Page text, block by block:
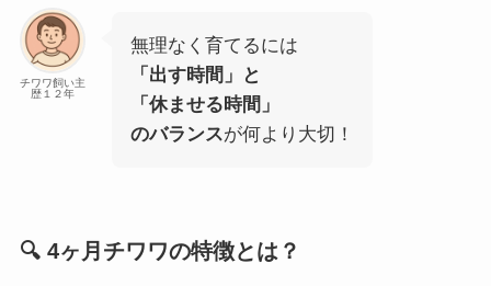
チワワ飼い主
歴１２年
無理なく育てるには
「出す時間」と
「休ませる時間」
のバランスが何より大切！
🔍 4ヶ月チワワの特徴とは？